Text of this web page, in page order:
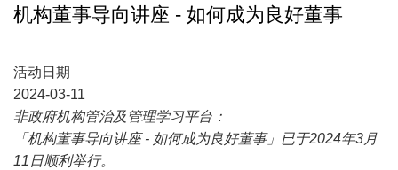
机构董事导向讲座 - 如何成为良好董事
活动日期
2024-03-11
非政府机构管治及管理学习平台：
「机构董事导向讲座 - 如何成为良好董事」已于2024年3月
11日顺利举行。